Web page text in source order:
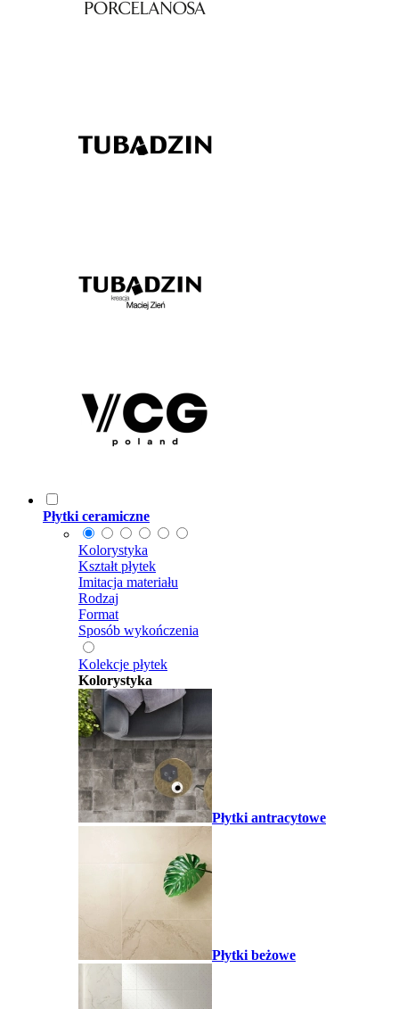
Płytki ceramiczne
Kolorystyka
Kształt płytek
Imitacja materiału
Rodzaj
Format
Sposób wykończenia
Kolekcje płytek
Kolorystyka
Płytki antracytowe
Płytki beżowe